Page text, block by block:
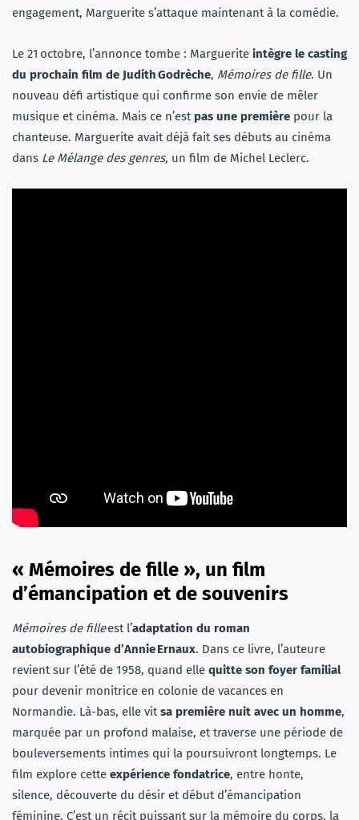
engagement, Marguerite s’attaque maintenant à la comédie.
Le 21 octobre, l’annonce tombe : Marguerite intègre le casting
du prochain film de Judith Godrèche, Mémoires de fille. Un
nouveau défi artistique qui confirme son envie de mêler
musique et cinéma. Mais ce n’est pas une première pour la
chanteuse. Marguerite avait déjà fait ses débuts au cinéma
dans Le Mélange des genres, un film de Michel Leclerc.
« Mémoires de fille », un film
d’émancipation et de souvenirs
Mémoires de filleest l’adaptation du roman
autobiographique d’Annie Ernaux. Dans ce livre, l’auteure
revient sur l’été de 1958, quand elle quitte son foyer familial
pour devenir monitrice en colonie de vacances en
Normandie. Là-bas, elle vitsa première nuit avec un homme,
marquée par un profond malaise, et traverse une période de
bouleversements intimes qui la poursuivront longtemps. Le
film explore cette expérience fondatrice, entre honte,
silence, découverte du désir et début d’émancipation
féminine. C’est un récit puissant sur la mémoire du corps, la